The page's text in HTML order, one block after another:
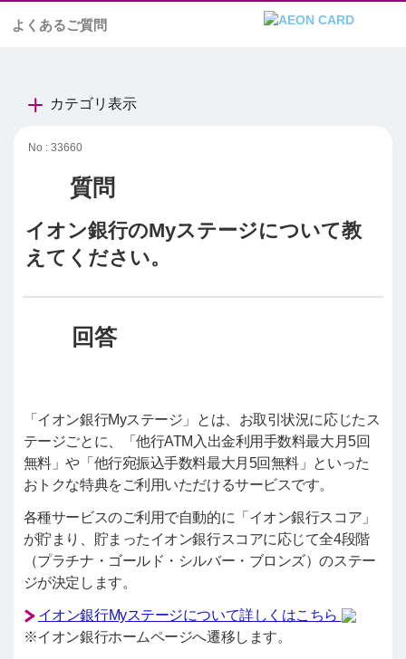
よくあるご質問
カテゴリ表示
No : 33660
イオン銀行のMyステージについて教
えてください。
「イオン銀行Myステージ」とは、お取引状況に応じたス
テージごとに、「他行ATM入出金利用手数料最大月5回
無料」や「他行宛振込手数料最大月5回無料」といった
おトクな特典をご利用いただけるサービスです。
各種サービスのご利用で自動的に「イオン銀行スコア」
が貯まり、貯まったイオン銀行スコアに応じて全4段階
（プラチナ・ゴールド・シルバー・ブロンズ）のステー
ジが決定します。
イオン銀行Myステージについて詳しくはこちら
※イオン銀行ホームページへ遷移します。